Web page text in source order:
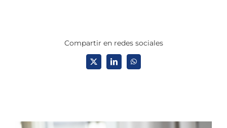
Compartir en redes sociales
X LinkedInWhatsApp